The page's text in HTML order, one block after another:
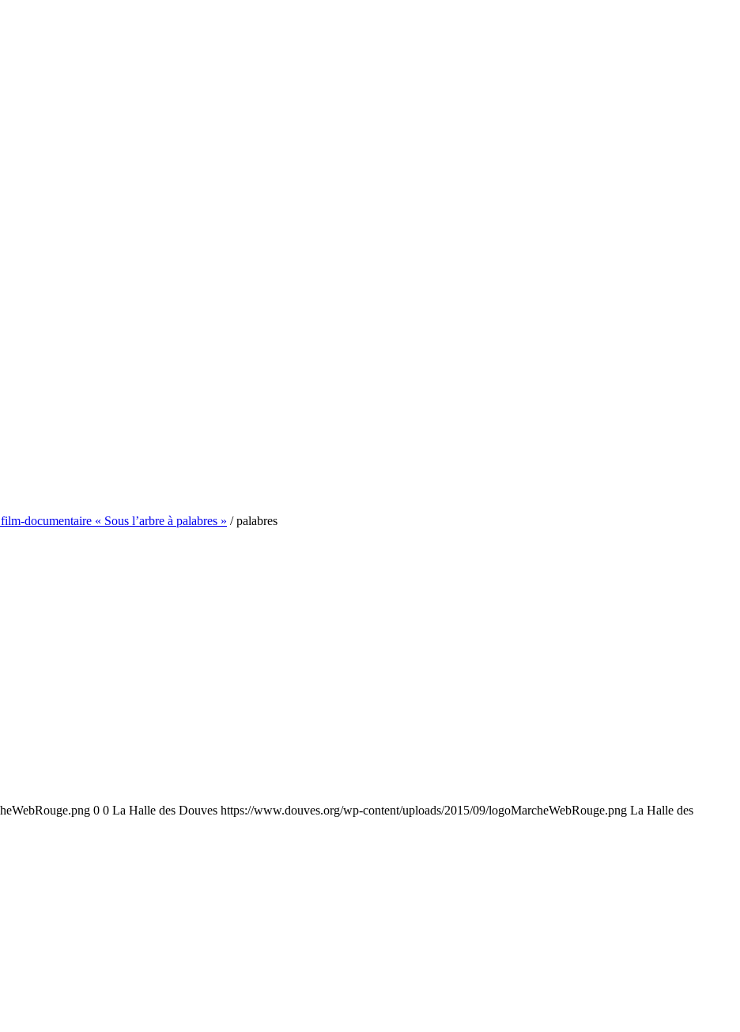
documentaire « Sous l’arbre à palabres » / palabres
0 0 La Halle des Douves https://www.douves.org/wp-content/uploads/2015/09/logoMarcheWebRouge.png La Halle des